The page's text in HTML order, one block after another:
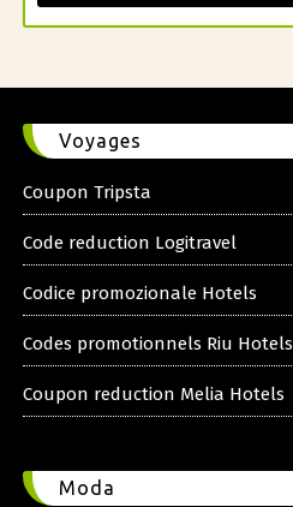
Voyages
Coupon Tripsta
Code reduction Logitravel
Codice promozionale Hotels
Codes promotionnels Riu Hotels
Coupon reduction Melia Hotels
Moda